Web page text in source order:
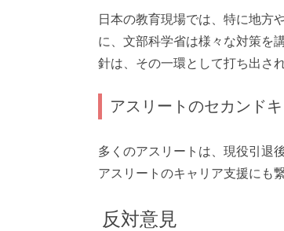
日本の教育現場では、特に地方
に、文部科学省は様々な対策を
針は、その一環として打ち出さ
アスリートのセカンド
多くのアスリートは、現役引退
アスリートのキャリア支援にも
反対意見